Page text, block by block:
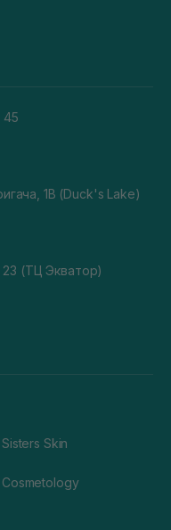
45
1В (Duck's Lake)
23 (ТЦ Экватор)
Sisters Skin
Cosmetology